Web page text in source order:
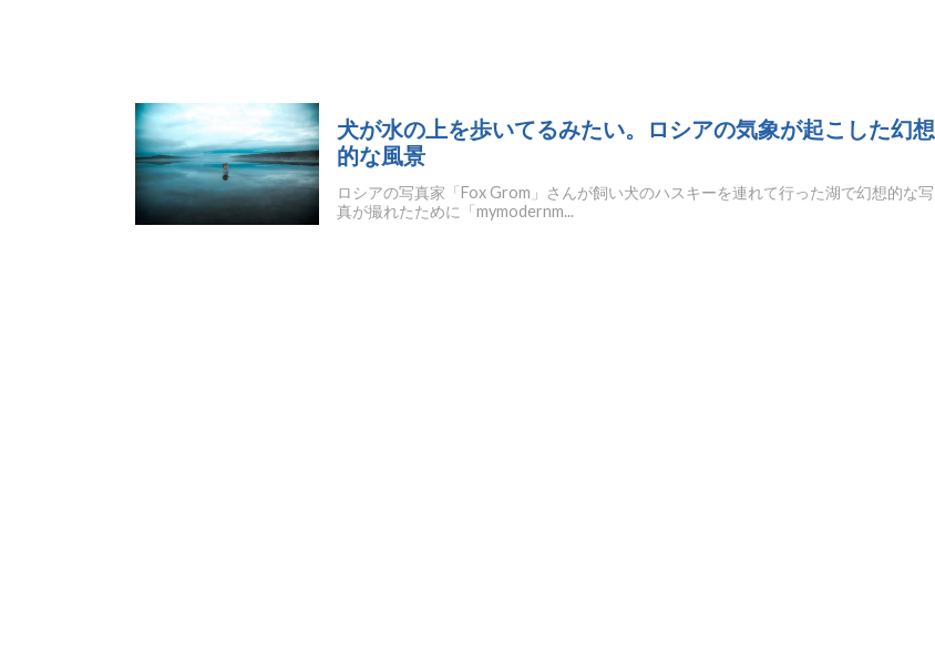
犬が水の上を歩いてるみたい。ロシアの気象が起こした幻想
的な風景
ロシアの写真家「Fox Grom」さんが飼い犬のハスキーを連れて行った湖で幻想的な写
真が撮れたために「mymodernm...